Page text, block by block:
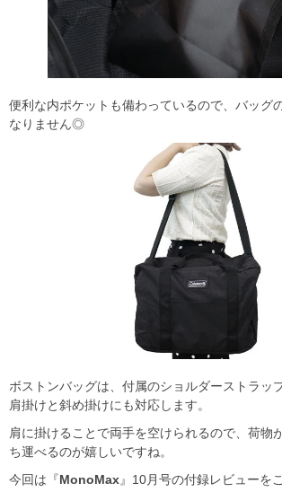
便利な内ポケットも備わっているので、バッグ
なりません◎
ボストンバッグは、付属のショルダーストラッ
肩掛けと斜め掛けにも対応します。
肩に掛けることで両手を空けられるので、荷物
ち運べるのが嬉しいですね。
今回は『MonoMax』10月号の付録レビューを